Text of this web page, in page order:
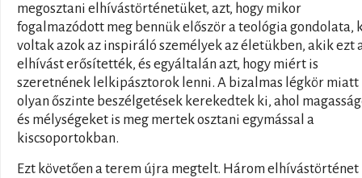
megosztani elhívástörténetüket, azt, hogy mikor
fogalmazódott meg bennük először a teológia gondolata,
voltak azok az inspiráló személyek az életükben, akik ezt
elhívást erősítették, és egyáltalán azt, hogy miért is
szeretnének lelkipásztorok lenni. A bizalmas légkör miatt
olyan őszinte beszélgetések kerekedtek ki, ahol
és mélységeket is meg mertek osztani egymással a
kiscsoportokban.
Ezt követően a terem újra megtelt. Három elhívástörténet